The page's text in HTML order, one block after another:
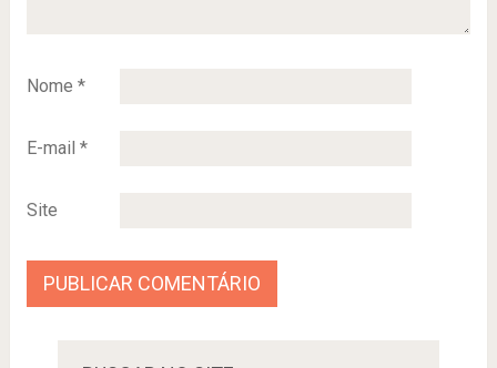
Nome *
E-mail *
Site